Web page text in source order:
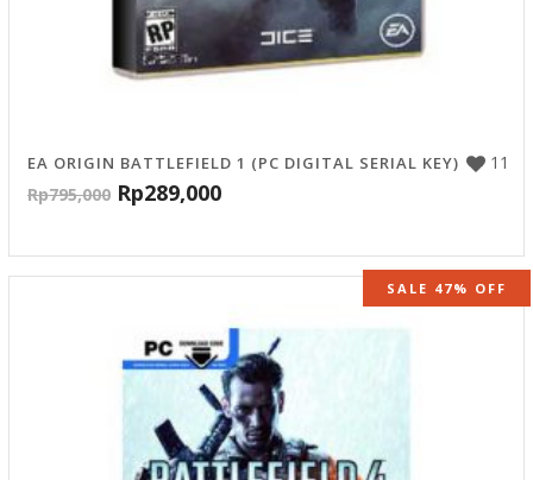
11
EA ORIGIN BATTLEFIELD 1 (PC DIGITAL SERIAL KEY)
Rp795,000 Rp289,000
SALE 47% OFF